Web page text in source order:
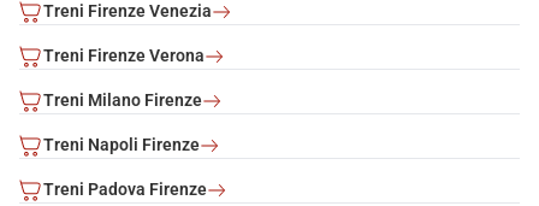
Treni Firenze Venezia
Treni Firenze Verona
Treni Milano Firenze
Treni Napoli Firenze
Treni Padova Firenze